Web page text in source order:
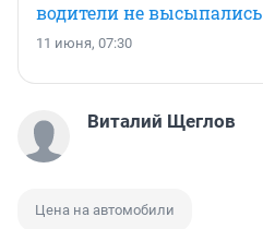
водители не высыпались
11 июня, 07:30
Виталий Щеглов
Цена на автомобили